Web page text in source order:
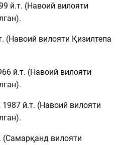
й.т. (Навоий вилояти
(Навоий вилояти Қизилтепа
й.т. (Навоий вилояти
й.т. (Навоий вилояти
вилояти